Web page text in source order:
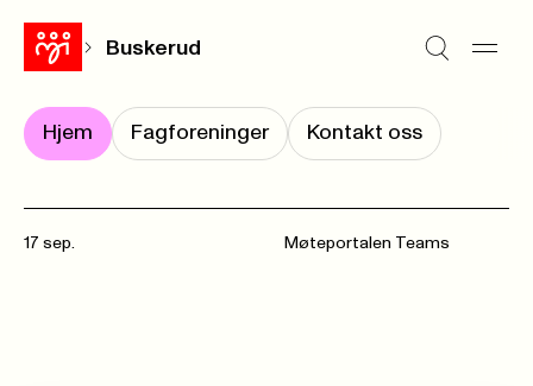
Buskerud
Hjem Fagforeninger Kontakt oss
17 sep. Møteportalen Teams